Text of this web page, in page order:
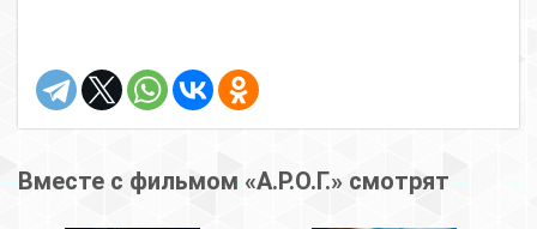
Вместе с фильмом «А.Р.О.Г.» смотрят